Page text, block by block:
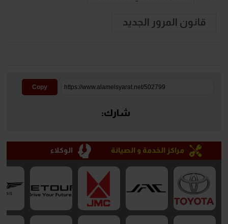
قانون المرور الجديد
Copy
شارك:
مراكز الخدمة و الصيانة الوكلاء